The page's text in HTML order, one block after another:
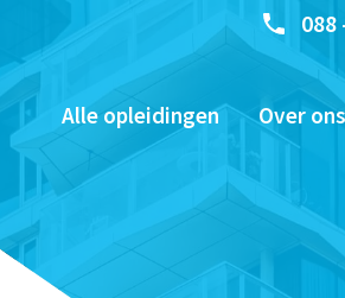
088
Alle opleidingen Over ons